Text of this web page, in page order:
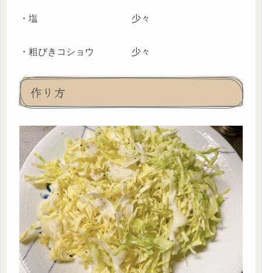
・塩 少々
・粗びきコショウ 少々
作り方